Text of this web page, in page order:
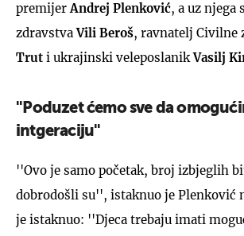
premijerAndrej Plenković, a uz njega
zdravstvaVili Beroš, ravnatelj Civilne
Trut i ukrajinski veleposlanikVasilj
''Poduzet ćemo sve da
intgeraciju''
''Ovo je samo početak, broj izbjeglih
dobrodošli su'', istaknuo je Plenković
je istaknuo: ''Djeca trebaju imati